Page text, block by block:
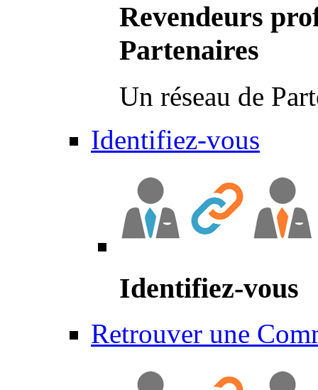
Revendeurs
Partenaires
Un réseau de
Identifiez-vous
Identifiez-vous
Retrouver une